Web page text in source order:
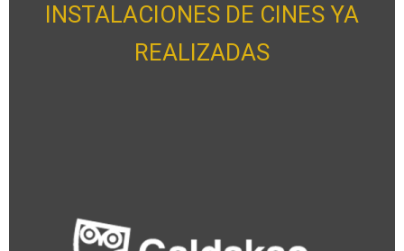
INSTALACIONES DE CINES YA
REALIZADAS